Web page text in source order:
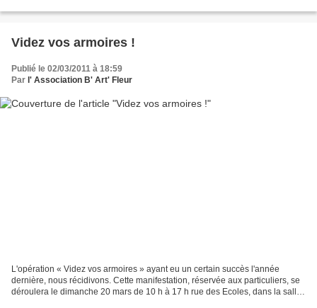
Videz vos armoires !
Publié le 02/03/2011 à 18:59
Par l' Association B' Art' Fleur
L'opération « Videz vos armoires » ayant eu un certain succès l'année
dernière, nous récidivons. Cette manifestation, réservée aux particuliers, se
déroulera le dimanche 20 mars de 10 h à 17 h rue des Ecoles, dans la salle